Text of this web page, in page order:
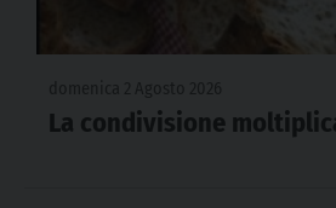
La condivisione